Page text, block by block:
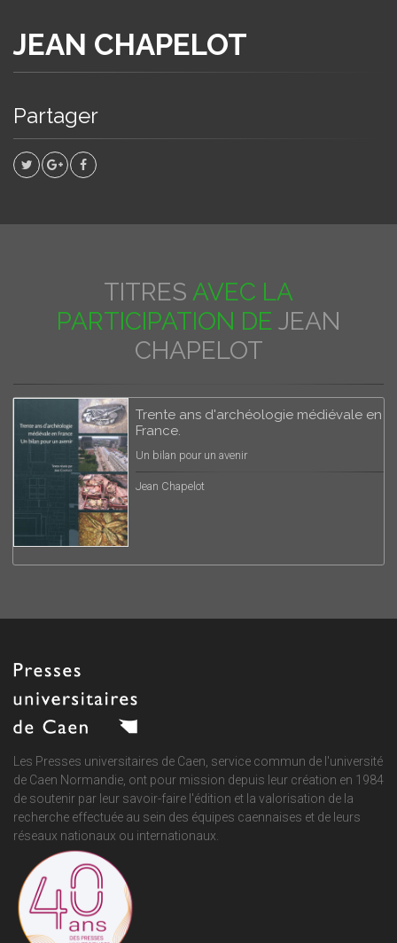
JEAN CHAPELOT
Partager
TITRES AVEC LA
PARTICIPATION DE JEAN
CHAPELOT
Trente ans d'archéologie médiévale en
France.
Un bilan pour un avenir
Jean Chapelot
Les Presses universitaires de Caen, service commun de l'université
de Caen Normandie, ont pour mission depuis leur création en 1984
de soutenir par leur savoir-faire l'édition et la valorisation de la
recherche effectuée au sein des équipes caennaises et de leurs
réseaux nationaux ou internationaux.